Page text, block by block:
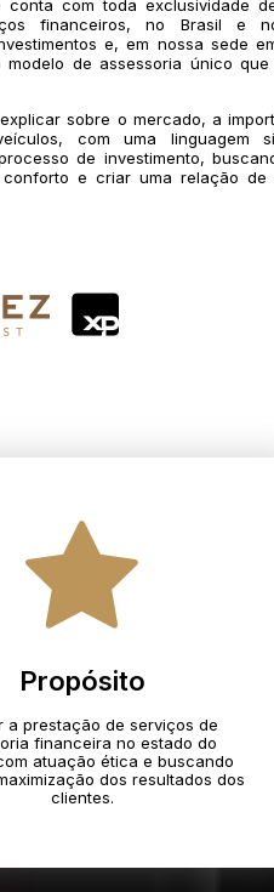
conta com toda exclusividade
financeiros, no Brasil e
e, em nossa sede
de assessoria único
sobre o mercado, a
com uma linguagem
de investimento,
e criar uma relação de
Propósito
a prestação de serviços de
financeira no estado do
atuação ética e buscando
dos resultados dos
clientes.